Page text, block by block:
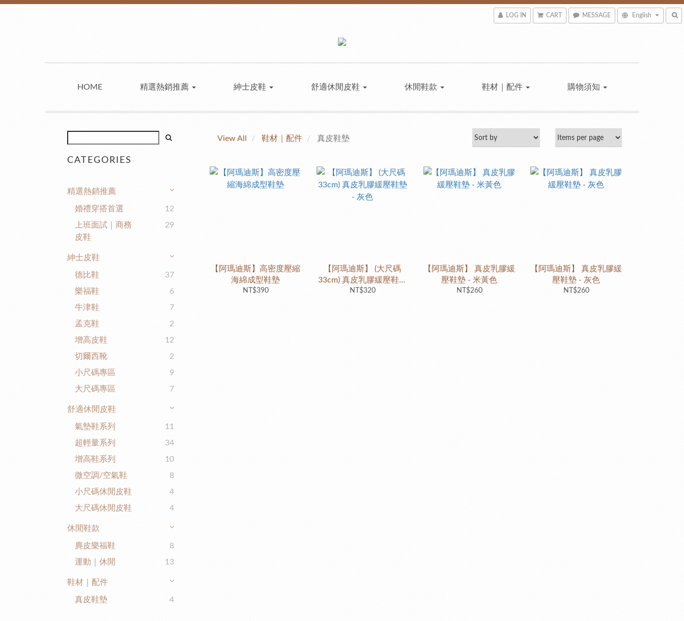
LOG IN CART MESSAGE English
HOME 精選熱銷推薦 紳士皮鞋 舒適休閒皮鞋 休閒鞋款 鞋材｜配件 購物須知
CATEGORIES
精選熱銷推薦
婚禮穿搭首選
12
上班面試｜商務
皮鞋
29
紳士皮鞋
德比鞋
37
樂福鞋
6
牛津鞋
7
孟克鞋
2
增高皮鞋
12
切爾西靴
2
小尺碼專區
9
大尺碼專區
7
舒適休閒皮鞋
氣墊鞋系列
11
超輕量系列
34
增高鞋系列
10
微空調/空氣鞋
8
小尺碼休閒皮鞋
4
大尺碼休閒皮鞋
4
休閒鞋款
麂皮樂福鞋
8
運動｜休閒
13
鞋材｜配件
真皮鞋墊 4
View All 鞋材｜配件 真皮鞋墊
【阿瑪迪斯】高密度壓縮
海綿成型鞋墊
NT$390
【阿瑪迪斯】 (大尺碼
33cm) 真皮乳膠緩壓鞋墊
- 灰色
NT$320
【阿瑪迪斯】 真皮乳膠緩
壓鞋墊 - 米黃色
NT$260
【阿瑪迪斯】 真皮乳膠緩
壓鞋墊 - 灰色
NT$260